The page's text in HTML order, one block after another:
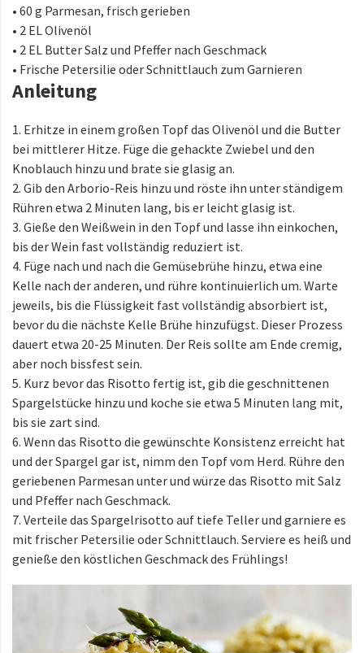
• 60 g Parmesan, frisch gerieben
• 2 EL Olivenöl
• 2 EL Butter Salz und Pfeffer nach Geschmack
• Frische Petersilie oder Schnittlauch zum Garnieren
Anleitung
1. Erhitze in einem großen Topf das Olivenöl und die Butter
bei mittlerer Hitze. Füge die gehackte Zwiebel und den
Knoblauch hinzu und brate sie glasig an.
2. Gib den Arborio-Reis hinzu und röste ihn unter ständigem
Rühren etwa 2 Minuten lang, bis er leicht glasig ist.
3. Gieße den Weißwein in den Topf und lasse ihn einkochen,
bis der Wein fast vollständig reduziert ist.
4. Füge nach und nach die Gemüsebrühe hinzu, etwa eine
Kelle nach der anderen, und rühre kontinuierlich um. Warte
jeweils, bis die Flüssigkeit fast vollständig absorbiert ist,
bevor du die nächste Kelle Brühe hinzufügst. Dieser Prozess
dauert etwa 20-25 Minuten. Der Reis sollte am Ende cremig,
aber noch bissfest sein.
5. Kurz bevor das Risotto fertig ist, gib die geschnittenen
Spargelstücke hinzu und koche sie etwa 5 Minuten lang mit,
bis sie zart sind.
6. Wenn das Risotto die gewünschte Konsistenz erreicht hat
und der Spargel gar ist, nimm den Topf vom Herd. Rühre den
geriebenen Parmesan unter und würze das Risotto mit Salz
und Pfeffer nach Geschmack.
7. Verteile das Spargelrisotto auf tiefe Teller und garniere es
mit frischer Petersilie oder Schnittlauch. Serviere es heiß und
genieße den köstlichen Geschmack des Frühlings!